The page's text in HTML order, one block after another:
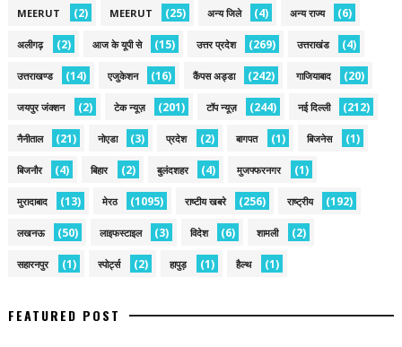
MEERUT (2) MEERUT (25) अन्य जिले (4) अन्य राज्य (6)
अलीगढ़ (2) आज के यूपी से (15) उत्तर प्रदेश (269) उत्तराखंड (4)
उत्तराखण्ड (14) एजुकेशन (16) कैंपस अड्डा (242) गाजियाबाद (20)
जयपुर जंक्शन (2) टेक न्यूज़ (201) टॉप न्यूज़ (244) नई द‍िल्ली (212)
नैनीताल (21) नोएडा (3) प्रदेश (2) बागपत (1) बिजनेस (1)
बिजनौर (4) बिहार (2) बुलंदशहर (4) मुजफ्फरनगर (1)
मुरादाबाद (13) मेरठ (1095) राष्टीय खबरे (256) राष्ट्रीय (192)
लखनऊ (50) लाइफस्टाइल (3) विदेश (6) शामली (2)
सहारनपुर (1) स्पोर्ट्स (2) हापुड़ (1) हैल्थ (1)
FEATURED POST